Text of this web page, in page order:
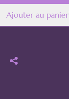
Ajouter au panier